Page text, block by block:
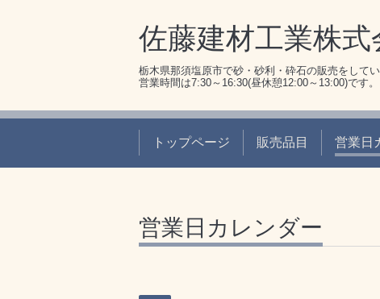
佐藤建材工業株
栃木県那須塩原市で砂・砂利・砕石の販売をして
営業時間は7:30～16:30(昼休憩12:00～13:00)です。
トップページ 販売品目 営業日
営業日カレンダー